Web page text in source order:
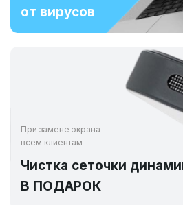
от вирусов
При замене экрана
всем клиентам
Чистка сеточки
В ПОДАРОК